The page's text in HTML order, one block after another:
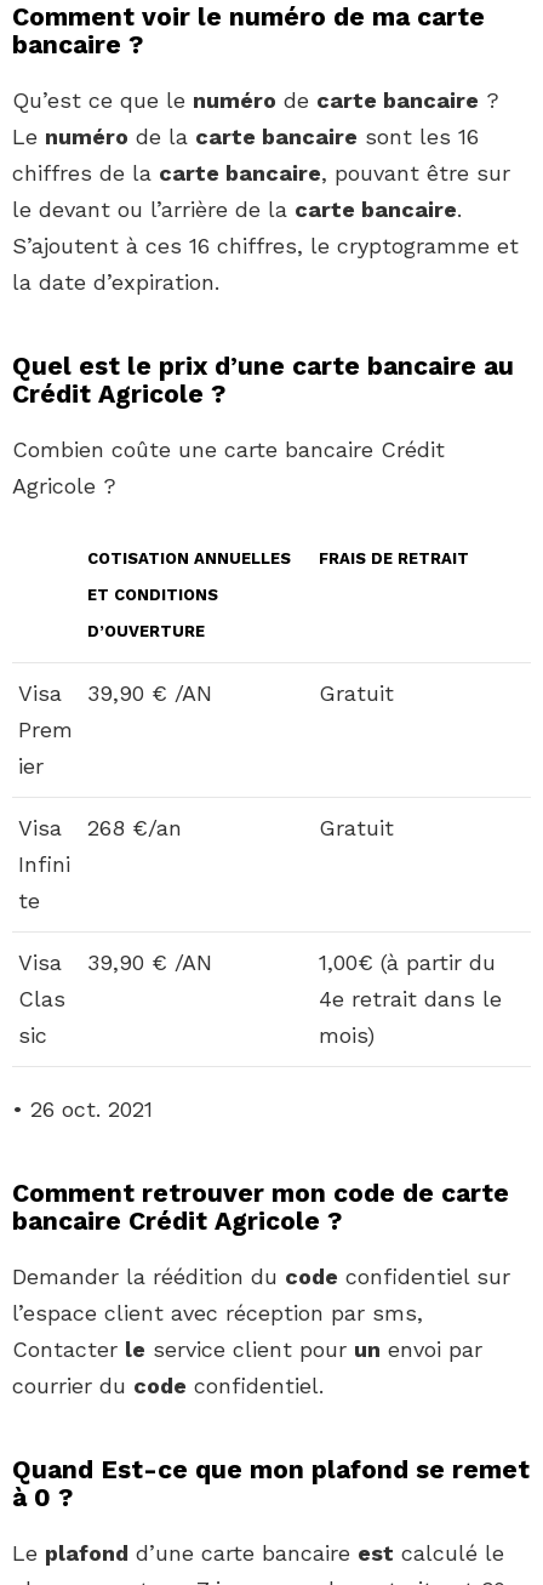
Comment voir le numéro de ma carte
bancaire ?
Qu’est ce que le numéro de carte bancaire ?
Le numéro de la carte bancaire sont les 16
chiffres de la carte bancaire, pouvant être sur
le devant ou l’arrière de la carte bancaire.
S’ajoutent à ces 16 chiffres, le cryptogramme et
la date d’expiration.
Quel est le prix d’une carte bancaire au
Crédit Agricole ?
Combien coûte une carte bancaire Crédit
Agricole ?
COTISATION ANNUELLES
ET CONDITIONS
D’OUVERTURE
FRAIS DE RETRAIT
Visa
Prem
ier
39,90 € /AN Gratuit
Visa
Infini
te
268 €/an Gratuit
Visa
Clas
sic
39,90 € /AN
1,00€ (à partir du
4e retrait dans le
mois)
• 26 oct. 2021
Comment retrouver mon code de carte
bancaire Crédit Agricole ?
Demander la réédition du code confidentiel sur
l’espace client avec réception par sms,
Contacter le service client pour un envoi par
courrier du code confidentiel.
Quand Est-ce que mon plafond se remet
à 0 ?
Le plafond d’une carte bancaire est calculé le